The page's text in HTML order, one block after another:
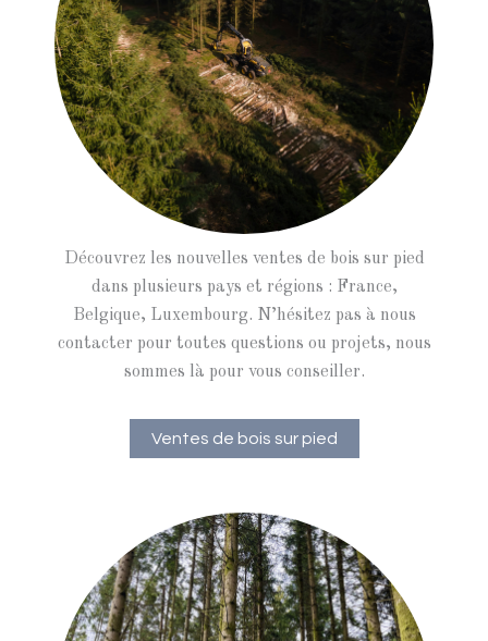
Découvrez les nouvelles ventes de bois sur pied
dans plusieurs pays et régions : France,
Belgique, Luxembourg. N’hésitez pas à nous
contacter pour toutes questions ou projets, nous
sommes là pour vous conseiller.
Ventes de bois sur pied